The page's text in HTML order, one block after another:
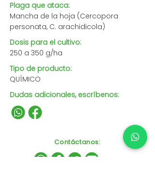
Plaga que ataca:
Mancha de la hoja (Cercopora
personata, C. arachidicola)
Dosis para el cultivo:
250 a 350 g/ha
Tipo de producto:
QUÍMICO
Dudas adicionales, escríbenos:
Contáctanos: